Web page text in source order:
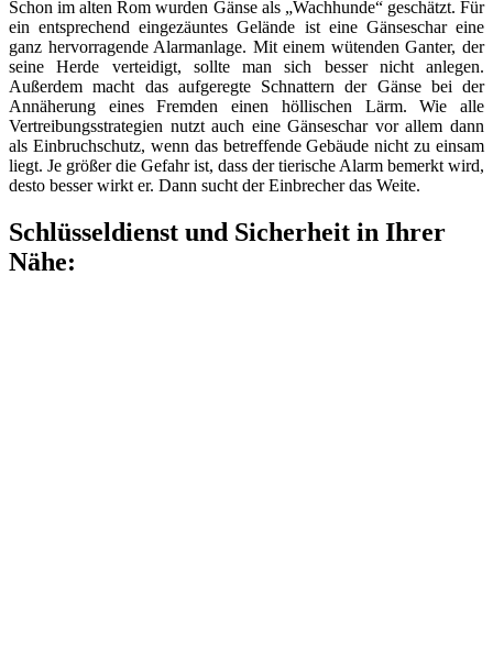
Schon im alten Rom wurden Gänse als „Wachhunde“ geschätzt. Für
ein entsprechend eingezäuntes Gelände ist eine Gänseschar eine
ganz hervorragende Alarmanlage. Mit einem wütenden Ganter, der
seine Herde verteidigt, sollte man sich besser nicht anlegen.
Außerdem macht das aufgeregte Schnattern der Gänse bei der
Annäherung eines Fremden einen höllischen Lärm. Wie alle
Vertreibungsstrategien nutzt auch eine Gänseschar vor allem dann
als Einbruchschutz, wenn das betreffende Gebäude nicht zu einsam
liegt. Je größer die Gefahr ist, dass der tierische Alarm bemerkt wird,
desto besser wirkt er. Dann sucht der Einbrecher das Weite.
Schlüsseldienst und Sicherheit in Ihrer
Nähe: